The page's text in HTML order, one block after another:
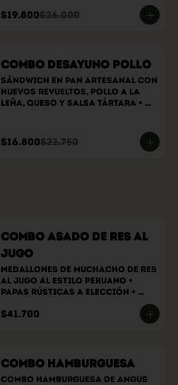
$19.800$26.000
Combo Desayuno Pollo
Sándwich En Pan Artesanal Con
Huevos Revueltos, Pollo A La
Leña, Queso Y Salsa Tártara +
$16.800$22.750
Combo Asado de Res al
Jugo
Medallones de muchacho de res
al jugo al estilo peruano +
papas rústicas a elección +
$41.700
Combo Hamburguesa
Combo hamburguesa de angus